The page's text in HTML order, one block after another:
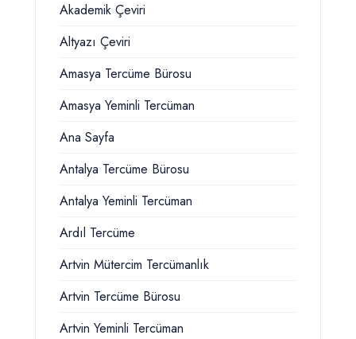
Akademik Çeviri
Altyazı Çeviri
Amasya Tercüme Bürosu
Amasya Yeminli Tercüman
Ana Sayfa
Antalya Tercüme Bürosu
Antalya Yeminli Tercüman
Ardıl Tercüme
Artvin Mütercim Tercümanlık
Artvin Tercüme Bürosu
Artvin Yeminli Tercüman